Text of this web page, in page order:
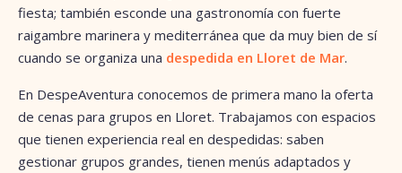
fiesta; también esconde una gastronomía con fuerte
raigambre marinera y mediterránea que da muy bien de sí
cuando se organiza una despedida en Lloret de Mar.
En DespeAventura conocemos de primera mano la oferta
de cenas para grupos en Lloret. Trabajamos con espacios
que tienen experiencia real en despedidas: saben
gestionar grupos grandes, tienen menús adaptados y